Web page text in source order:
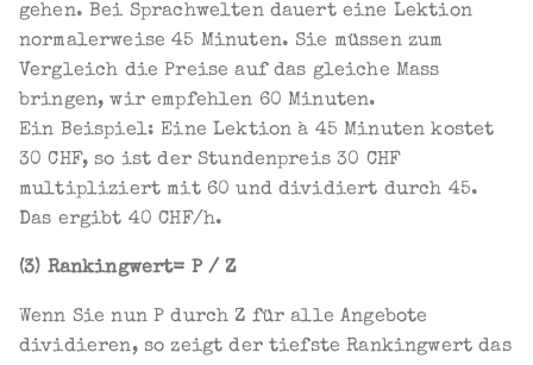
gehen. Bei Sprachwelten dauert eine Lektion
normalerweise 45 Minuten. Sie müssen zum
Vergleich die Preise auf das gleiche Mass
bringen, wir empfehlen 60 Minuten.
Ein Beispiel: Eine Lektion à 45 Minuten kostet
30 CHF, so ist der Stundenpreis 30 CHF
multipliziert mit 60 und dividiert durch 45.
Das ergibt 40 CHF/h.
(3) Rankingwert= P / Z
Wenn Sie nun P durch Z für alle Angebote
dividieren, so zeigt der tiefste Rankingwert das